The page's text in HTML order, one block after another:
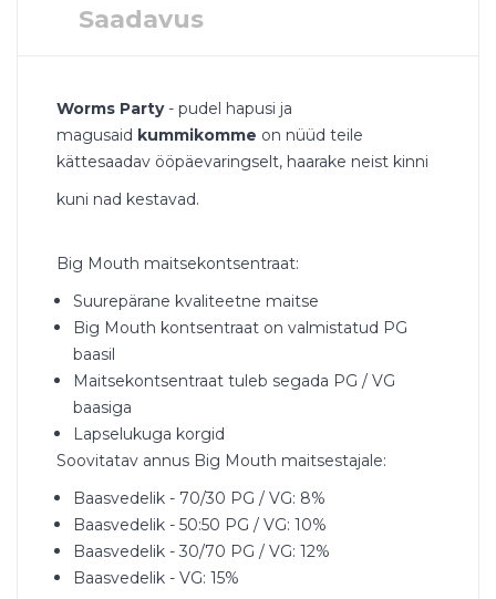
Saadavus
Worms Party- pudel hapusi ja
magusaid kummikomme on nüüd teile
kättesaadav ööpäevaringselt, haarake neist kinni
kuni nad kestavad.
Big Mouth maitsekontsentraat:
Suurepärane kvaliteetne maitse
Big Mouth kontsentraat on valmistatud PG
baasil
Maitsekontsentraat tuleb segada PG / VG
baasiga
Lapselukuga korgid
Soovitatav annus Big Mouth maitsestajale:
Baasvedelik - 70/30 PG / VG: 8%
Baasvedelik - 50:50 PG / VG: 10%
Baasvedelik - 30/70 PG / VG: 12%
Baasvedelik - VG: 15%